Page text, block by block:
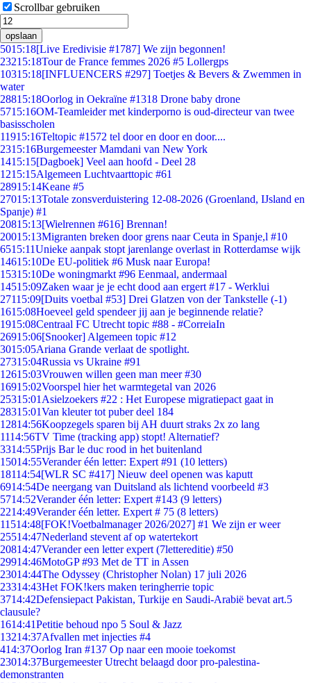
Scrollbar gebruiken
opslaan
5015:18[Live Eredivisie #1787] We zijn begonnen!
23215:18Tour de France femmes 2026 #5 Lollergps
10315:18[INFLUENCERS #297] Toetjes & Bevers & Zwemmen in
water
28815:18Oorlog in Oekraïne #1318 Drone baby drone
5715:16OM-Teamleider met kinderporno is oud-directeur van twee
basisscholen
11915:16Teltopic #1572 tel door en door en door....
2315:16Burgemeester Mamdani van New York
1415:15[Dagboek] Veel aan hoofd - Deel 28
1215:15Algemeen Luchtvaarttopic #61
28915:14Keane #5
27015:13Totale zonsverduistering 12-08-2026 (Groenland, IJsland en
Spanje) #1
20815:13[Wielrennen #616] Brennan!
20015:13Migranten breken door grens naar Ceuta in Spanje,l #10
6515:11Unieke aanpak stopt jarenlange overlast in Rotterdamse wijk
14615:10De EU-politiek #6 Musk naar Europa!
15315:10De woningmarkt #96 Eenmaal, andermaal
14515:09Zaken waar je je echt dood aan ergert #17 - Werklui
27115:09[Duits voetbal #53] Drei Glatzen von der Tankstelle (-1)
1615:08Hoeveel geld spendeer jij aan je beginnende relatie?
1915:08Centraal FC Utrecht topic #88 - #CorreiaIn
26915:06[Snooker] Algemeen topic #12
3015:05Ariana Grande verlaat de spotlight.
27315:04Russia vs Ukraine #91
12615:03Vrouwen willen geen man meer #30
16915:02Voorspel hier het warmtegetal van 2026
25315:01 Asielzoekers #22 : Het Europese migratiepact gaat in
28315:01Van kleuter tot puber deel 184
12814:56Koopzegels sparen bij AH duurt straks 2x zo lang
1114:56TV Time (tracking app) stopt! Alternatief?
3314:55Prijs Bar le duc rood in het buitenland
15014:55Verander één letter: Expert #91 (10 letters)
18114:54[WLR SC #417] Nieuw deel openen was kaputt
6914:54De neergang van Duitsland als lichtend voorbeeld #3
5714:52Verander één letter: Expert #143 (9 letters)
2214:49Verander één letter. Expert # 75 (8 letters)
11514:48[FOK!Voetbalmanager 2026/2027] #1 We zijn er weer
25514:47Nederland stevent af op watertekort
20814:47Verander een letter expert (7lettereditie) #50
29914:46MotoGP #93 Met de TT in Assen
23014:44The Odyssey (Christopher Nolan) 17 juli 2026
23314:43Het FOK!kers maken teringherrie topic
3714:42Defensiepact Pakistan, Turkije en Saudi-Arabië bevat art.5
clausule?
1614:41Petitie behoud npo 5 Soul & Jazz
13214:37Afvallen met injecties #4
414:37Oorlog Iran #137 Op naar een mooie toekomst
23014:37Burgemeester Utrecht belaagd door pro-palestina-
demonstranten